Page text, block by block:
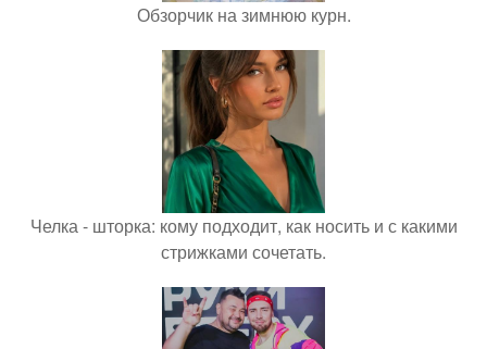
Обзорчик на зимнюю курн.
Челка - шторка: кому подходит, как носить и с какими
стрижками сочетать.